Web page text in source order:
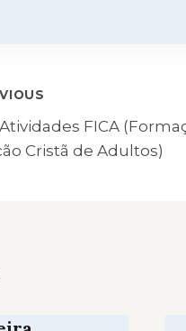
FICA
Cristã de Adultos)